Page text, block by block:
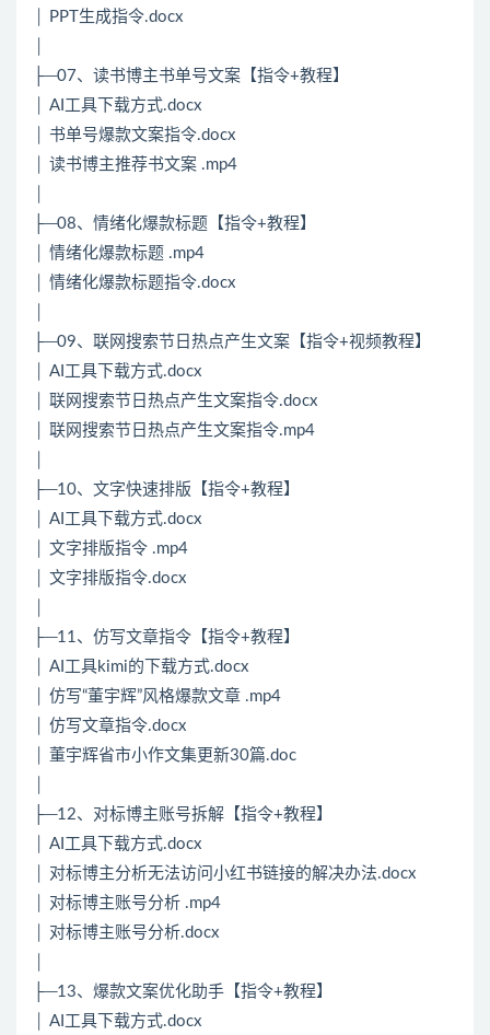
│ PPT生成指令.docx
├─07、读书博主书单号文案【指令+教程】
│ AI工具下载方式.docx
│ 书单号爆款文案指令.docx
│ 读书博主推荐书文案 .mp4
├─08、情绪化爆款标题【指令+教程】
│ 情绪化爆款标题 .mp4
│ 情绪化爆款标题指令.docx
├─09、联网搜索节日热点产生文案【指令+视频教程】
│ AI工具下载方式.docx
│ 联网搜索节日热点产生文案指令.docx
│ 联网搜索节日热点产生文案指令.mp4
├─10、文字快速排版【指令+教程】
│ AI工具下载方式.docx
│ 文字排版指令 .mp4
│ 文字排版指令.docx
├─11、仿写文章指令【指令+教程】
│ AI工具kimi的下载方式.docx
│ 仿写“董宇辉”风格爆款文章 .mp4
│ 仿写文章指令.docx
│ 董宇辉省市小作文集更新30篇.doc
├─12、对标博主账号拆解【指令+教程】
│ AI工具下载方式.docx
│ 对标博主分析无法访问小红书链接的解决办法.docx
│ 对标博主账号分析 .mp4
│ 对标博主账号分析.docx
├─13、爆款文案优化助手【指令+教程】
│ AI工具下载方式.docx